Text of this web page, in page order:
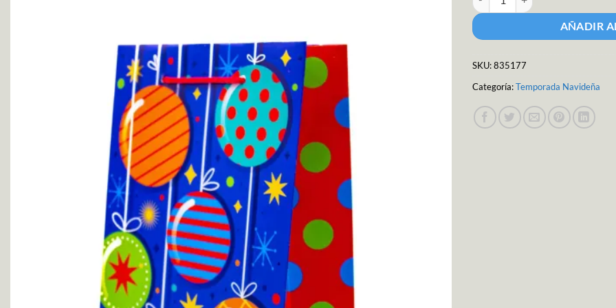
AÑADIR
SKU:835177
Categoría:Temporada Navideña